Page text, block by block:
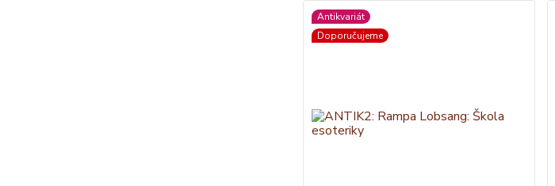
Antikvariát
Doporučujeme